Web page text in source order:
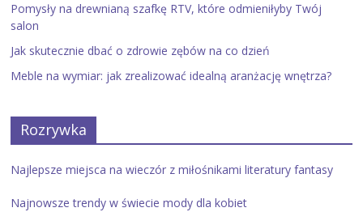
Pomysły na drewnianą szafkę RTV, które odmieniłyby Twój
salon
Jak skutecznie dbać o zdrowie zębów na co dzień
Meble na wymiar: jak zrealizować idealną aranżację wnętrza?
Rozrywka
Najlepsze miejsca na wieczór z miłośnikami literatury fantasy
Najnowsze trendy w świecie mody dla kobiet